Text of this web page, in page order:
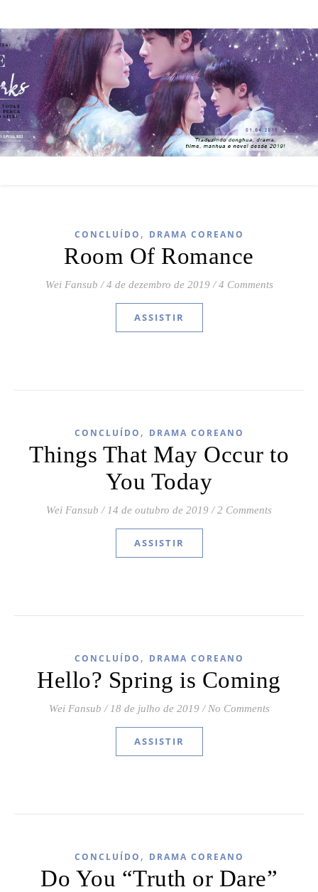
CONCLUÍDO , DRAMA COREANO
Room Of Romance
Wei Fansub / 4 de dezembro de 2019 / 4 Comments
ASSISTIR
CONCLUÍDO , DRAMA COREANO
Things That May Occur to
You Today
Wei Fansub / 14 de outubro de 2019 / 2 Comments
ASSISTIR
CONCLUÍDO , DRAMA COREANO
Hello? Spring is Coming
Wei Fansub / 18 de julho de 2019 / No Comments
ASSISTIR
CONCLUÍDO , DRAMA COREANO
Do You “Truth or Dare”